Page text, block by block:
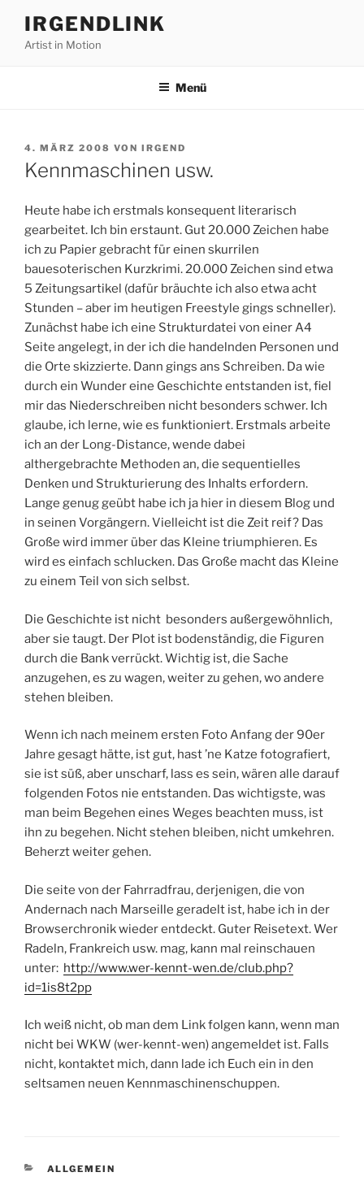
Inhalt
springen
IRGENDLINK
Artist in Motion
Menü
VERÖFFENTLICHT
AM
4. MÄRZ 2008 VON IRGEND
Kennmaschinen usw.
Heute habe ich erstmals konsequent literarisch
gearbeitet. Ich bin erstaunt. Gut 20.000 Zeichen habe
ich zu Papier gebracht für einen skurrilen
bauesoterischen Kurzkrimi. 20.000 Zeichen sind etwa
5 Zeitungsartikel (dafür bräuchte ich also etwa acht
Stunden – aber im heutigen Freestyle gings schneller).
Zunächst habe ich eine Strukturdatei von einer A4
Seite angelegt, in der ich die handelnden Personen und
die Orte skizzierte. Dann gings ans Schreiben. Da wie
durch ein Wunder eine Geschichte entstanden ist, fiel
mir das Niederschreiben nicht besonders schwer. Ich
glaube, ich lerne, wie es funktioniert. Erstmals arbeite
ich an der Long-Distance, wende dabei
althergebrachte Methoden an, die sequentielles
Denken und Strukturierung des Inhalts erfordern.
Lange genug geübt habe ich ja hier in diesem Blog und
in seinen Vorgängern. Vielleicht ist die Zeit reif? Das
Große wird immer über das Kleine triumphieren. Es
wird es einfach schlucken. Das Große macht das Kleine
zu einem Teil von sich selbst.
Die Geschichte ist nicht besonders außergewöhnlich,
aber sie taugt. Der Plot ist bodenständig, die Figuren
durch die Bank verrückt. Wichtig ist, die Sache
anzugehen, es zu wagen, weiter zu gehen, wo andere
stehen bleiben.
Wenn ich nach meinem ersten Foto Anfang der 90er
Jahre gesagt hätte, ist gut, hast ’ne Katze fotografiert,
sie ist süß, aber unscharf, lass es sein, wären alle darauf
folgenden Fotos nie entstanden. Das wichtigste, was
man beim Begehen eines Weges beachten muss, ist
ihn zu begehen. Nicht stehen bleiben, nicht umkehren.
Beherzt weiter gehen.
Die seite von der Fahrradfrau, derjenigen, die von
Andernach nach Marseille geradelt ist, habe ich in der
Browserchronik wieder entdeckt. Guter Reisetext. Wer
Radeln, Frankreich usw. mag, kann mal reinschauen
unter: http://www.wer-kennt-wen.de/club.php?
id=1is8t2pp
Ich weiß nicht, ob man dem Link folgen kann, wenn man
nicht bei WKW (wer-kennt-wen) angemeldet ist. Falls
nicht, kontaktet mich, dann lade ich Euch ein in den
seltsamen neuen Kennmaschinenschuppen.
KATEGORIEN
ALLGEMEIN